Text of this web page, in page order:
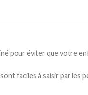
pour éviter que votre
faciles à saisir par les